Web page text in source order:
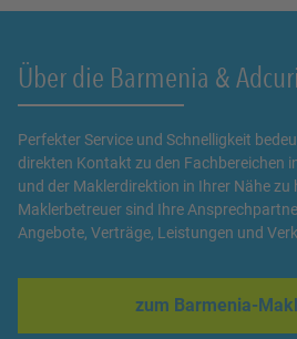
Über die Barmenia & Adcuri
Perfekter Service und Schnelligkeit
direkten Kontakt zu den Fachbereichen
und der Maklerdirektion in Ihrer Nähe zu
Maklerbetreuer sind Ihre
Angebote, Verträge, Leistungen und
zum Barmenia-Link